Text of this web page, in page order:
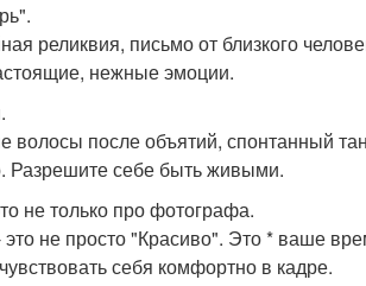
реликвия, письмо от близкого
нежные эмоции.
после объятий, спонтанный
Разрешите себе быть живыми.
не только про фотографа.
не просто "Красиво". Это * ваше
себя комфортно в кадре.